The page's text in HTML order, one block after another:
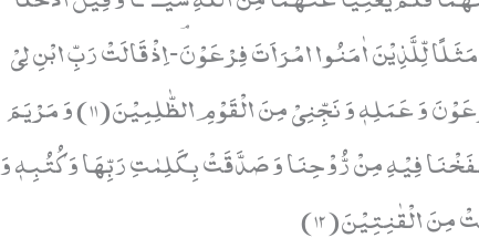
وَ ضَرَبَ اللّٰهُ مَثَلًا لِّلَّذِیْنَ اٰمَنُوا امْرَاَتَ فِرْعَوْنَۘ-اِذْ قَالَتْ رَبِّ ابْنِ لِیْ
عِنْدَكَ بَیْتًا فِی الْجَنَّةِ وَ نَجِّنِیْ مِنْ فِرْعَوْنَ وَ عَمَلِهٖ وَ نَجِّنِیْ مِنَ الْقَوْمِ الظّٰلِمِیْنَ(11) وَ مَرْیَمَ
فِیْهِ مِنْ رُّوْحِنَا وَ صَدَّقَتْ بِكَلِمٰتِ رَبِّهَا وَ كُتُبِهٖ وَ
مِنَ الْقٰنِتِیْنَ(12)